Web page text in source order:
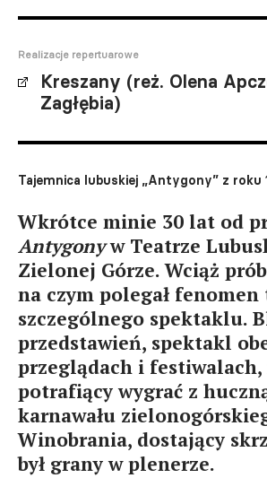
Realizacje repertuarowe
Kreszany (reż. Olena
Zagłębia)
Tajemnica lubuskiej „Antygony” z roku
Wkrótce minie 30 lat od
Antygonyw Teatrze
Zielonej Górze. Wciąż
na czym polegał fenomen
szczególnego spektaklu.
przedstawień, spektakl
przeglądach i festiwalach,
potrafiący wygrać z
karnawału
Winobrania, dostający
był grany w plenerze.